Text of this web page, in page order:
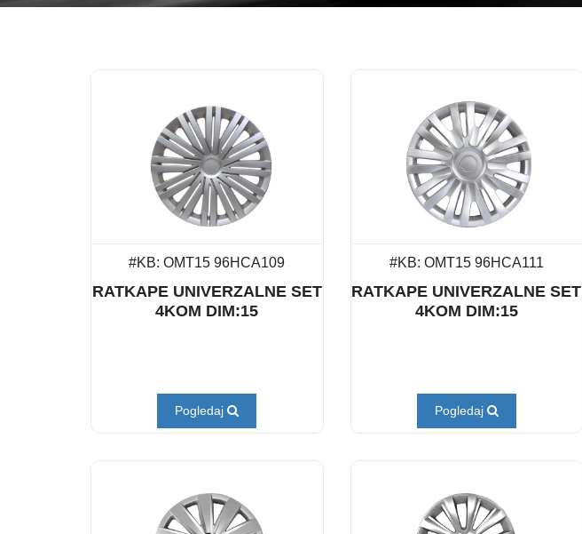
#KB: OMT15 96HCA109
RATKAPE UNIVERZALNE SET
4KOM DIM:15
Pogledaj
#KB: OMT15 96HCA111
RATKAPE UNIVERZALNE SET
4KOM DIM:15
Pogledaj